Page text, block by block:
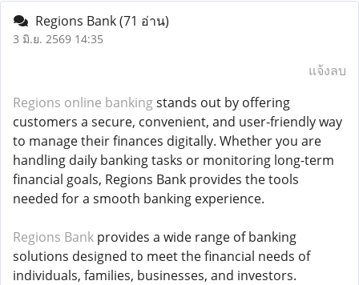
Regions Bank(71 อ่าน)
3 มิ.ย. 2569 14:35
แจ้งลบ
Regions online bankingstands out by offering
customers a secure, convenient, and user-friendly way
to manage their finances digitally. Whether you are
handling daily banking tasks or monitoring long-term
financial goals, Regions Bank provides the tools
needed for a smooth banking experience.
Regions Bank provides a wide range of banking
solutions designed to meet the financial needs of
individuals, families, businesses, and investors.